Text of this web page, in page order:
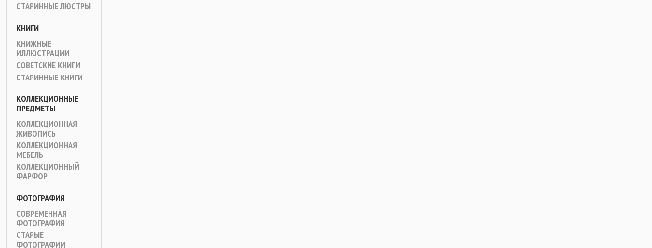
СТАРИННЫЕ ЛЮСТРЫ
КНИГИ
КНИЖНЫЕ
ИЛЛЮСТРАЦИИ
СОВЕТСКИЕ КНИГИ
СТАРИННЫЕ КНИГИ
КОЛЛЕКЦИОННЫЕ
ПРЕДМЕТЫ
КОЛЛЕКЦИОННАЯ
ЖИВОПИСЬ
КОЛЛЕКЦИОННАЯ
МЕБЕЛЬ
КОЛЛЕКЦИОННЫЙ
ФАРФОР
ФОТОГРАФИЯ
СОВРЕМЕННАЯ
ФОТОГРАФИЯ
СТАРЫЕ
ФОТОГРАФИИ